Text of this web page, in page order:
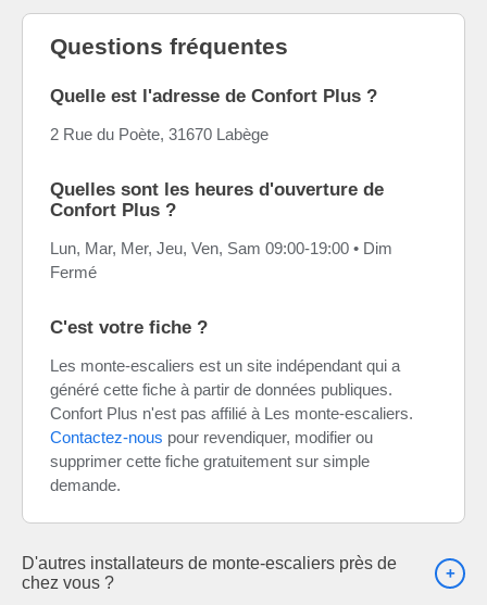
Questions fréquentes
Quelle est l'adresse de Confort Plus ?
2 Rue du Poète, 31670 Labège
Quelles sont les heures d'ouverture de
Confort Plus ?
Lun, Mar, Mer, Jeu, Ven, Sam 09:00-19:00 • Dim
Fermé
C'est votre fiche ?
Les monte-escaliers est un site indépendant qui a
généré cette fiche à partir de données publiques.
Confort Plus n'est pas affilié à Les monte-escaliers.
Contactez-nous pour revendiquer, modifier ou
supprimer cette fiche gratuitement sur simple
demande.
D'autres installateurs de monte-escaliers près de
chez vous ?